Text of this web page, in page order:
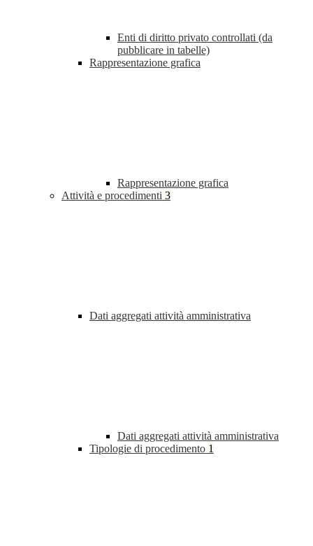
Enti di diritto privato controllati (da
pubblicare in tabelle)
Rappresentazione grafica
Rappresentazione grafica
Attività e procedimenti 3
Dati aggregati attività amministrativa
Dati aggregati attività amministrativa
Tipologie di procedimento 1